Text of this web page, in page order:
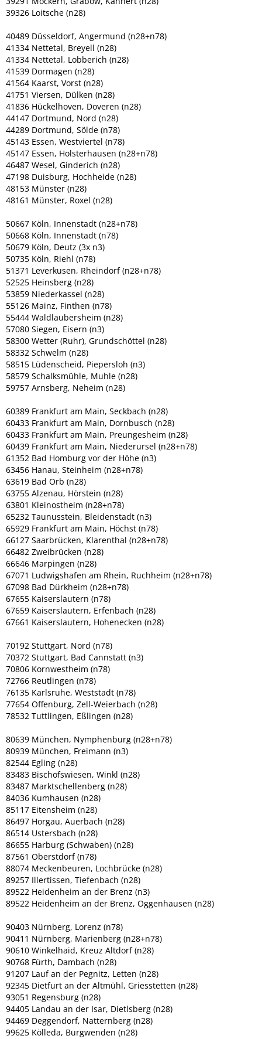
39326 Loitsche (n28)
40489 Düsseldorf, Angermund (n28+n78)
41334 Nettetal, Breyell (n28)
41334 Nettetal, Lobberich (n28)
41539 Dormagen (n28)
41564 Kaarst, Vorst (n28)
41751 Viersen, Dülken (n28)
41836 Hückelhoven, Doveren (n28)
44147 Dortmund, Nord (n28)
44289 Dortmund, Sölde (n78)
45143 Essen, Westviertel (n78)
45147 Essen, Holsterhausen (n28+n78)
46487 Wesel, Ginderich (n28)
47198 Duisburg, Hochheide (n28)
48153 Münster (n28)
48161 Münster, Roxel (n28)
50667 Köln, Innenstadt (n28+n78)
50668 Köln, Innenstadt (n78)
50679 Köln, Deutz (3x n3)
50735 Köln, Riehl (n78)
51371 Leverkusen, Rheindorf (n28+n78)
52525 Heinsberg (n28)
53859 Niederkassel (n28)
55126 Mainz, Finthen (n78)
55444 Waldlaubersheim (n28)
57080 Siegen, Eisern (n3)
58300 Wetter (Ruhr), Grundschöttel (n28)
58332 Schwelm (n28)
58515 Lüdenscheid, Piepersloh (n3)
58579 Schalksmühle, Muhle (n28)
59757 Arnsberg, Neheim (n28)
60389 Frankfurt am Main, Seckbach (n28)
60433 Frankfurt am Main, Dornbusch (n28)
60433 Frankfurt am Main, Preungesheim (n28)
60439 Frankfurt am Main, Niederursel (n28+n78)
61352 Bad Homburg vor der Höhe (n3)
63456 Hanau, Steinheim (n28+n78)
63619 Bad Orb (n28)
63755 Alzenau, Hörstein (n28)
63801 Kleinostheim (n28+n78)
65232 Taunusstein, Bleidenstadt (n3)
65929 Frankfurt am Main, Höchst (n78)
66127 Saarbrücken, Klarenthal (n28+n78)
66482 Zweibrücken (n28)
66646 Marpingen (n28)
67071 Ludwigshafen am Rhein, Ruchheim (n28+n78)
67098 Bad Dürkheim (n28+n78)
67655 Kaiserslautern (n78)
67659 Kaiserslautern, Erfenbach (n28)
67661 Kaiserslautern, Hohenecken (n28)
70192 Stuttgart, Nord (n78)
70372 Stuttgart, Bad Cannstatt (n3)
70806 Kornwestheim (n78)
72766 Reutlingen (n78)
76135 Karlsruhe, Weststadt (n78)
77654 Offenburg, Zell-Weierbach (n28)
78532 Tuttlingen, Eßlingen (n28)
80639 München, Nymphenburg (n28+n78)
80939 München, Freimann (n3)
82544 Egling (n28)
83483 Bischofswiesen, Winkl (n28)
83487 Marktschellenberg (n28)
84036 Kumhausen (n28)
85117 Eitensheim (n28)
86497 Horgau, Auerbach (n28)
86514 Ustersbach (n28)
86655 Harburg (Schwaben) (n28)
87561 Oberstdorf (n78)
88074 Meckenbeuren, Lochbrücke (n28)
89257 Illertissen, Tiefenbach (n28)
89522 Heidenheim an der Brenz (n3)
89522 Heidenheim an der Brenz, Oggenhausen (n28)
90403 Nürnberg, Lorenz (n78)
90411 Nürnberg, Marienberg (n28+n78)
90610 Winkelhaid, Kreuz Altdorf (n28)
90768 Fürth, Dambach (n28)
91207 Lauf an der Pegnitz, Letten (n28)
92345 Dietfurt an der Altmühl, Griesstetten (n28)
93051 Regensburg (n28)
94405 Landau an der Isar, Dietlsberg (n28)
94469 Deggendorf, Natternberg (n28)
99625 Kölleda, Burgwenden (n28)